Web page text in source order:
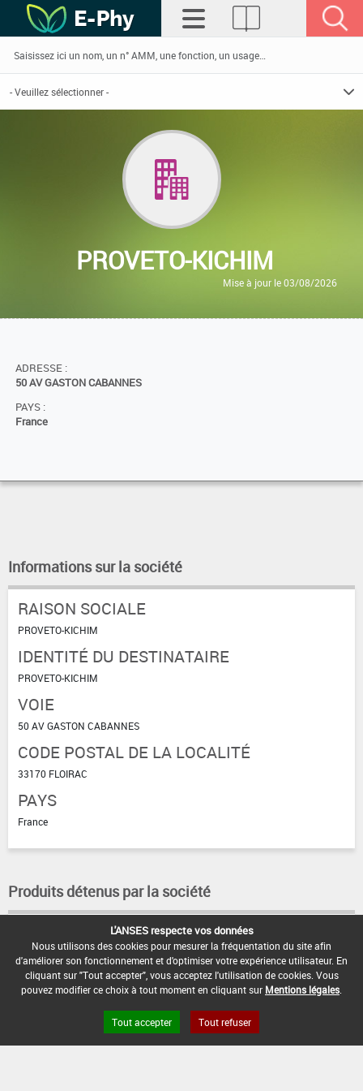
PROVETO-KICHIM
Mise à jour le 03/08/2026
ADRESSE :
50 AV GASTON CABANNES
PAYS :
France
Informations sur la société
RAISON SOCIALE
PROVETO-KICHIM
IDENTITÉ DU DESTINATAIRE
PROVETO-KICHIM
VOIE
50 AV GASTON CABANNES
CODE POSTAL DE LA LOCALITÉ
33170 FLOIRAC
PAYS
France
Produits détenus par la société
KCINOTAL SC
Open Data Mentions légales Site ANSES
L'ANSES respecte vos données
Nous utilisons des cookies pour mesurer la fréquentation du site afin
d'améliorer son fonctionnement et d'optimiser votre expérience utilisateur. En
cliquant sur "Tout accepter", vous acceptez l'utilisation de cookies. Vous
pouvez modifier ce choix à tout moment en cliquant sur Mentions légales
Tout accepter Tout refuser